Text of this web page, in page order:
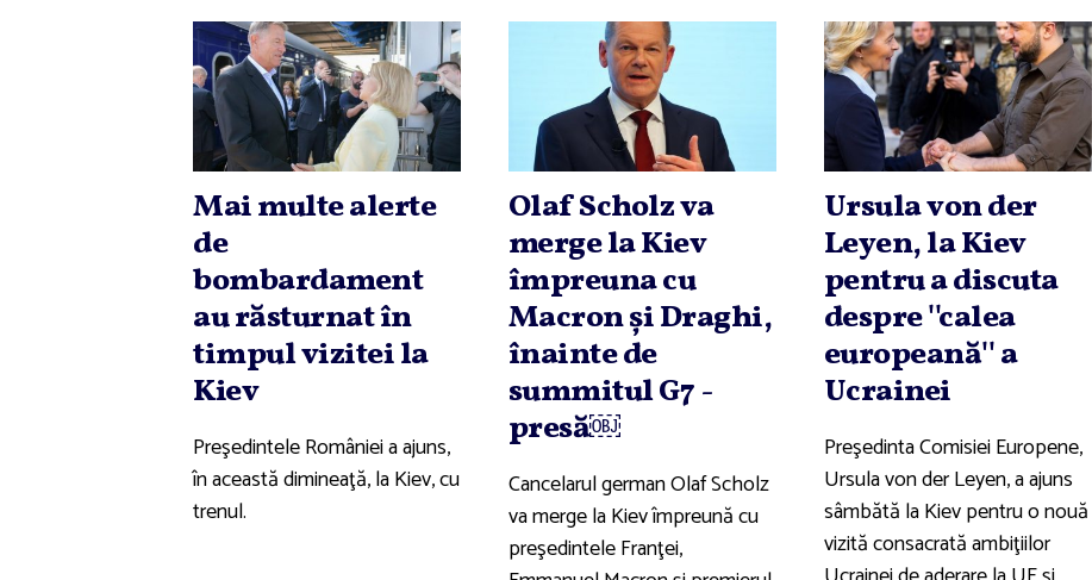
Mai multe alerte
de
bombardament
au răsturnat în
timpul vizitei la
Kiev
Preşedintele României a ajuns,
în această dimineaţă, la Kiev, cu
trenul.
Olaf Scholz va
merge la Kiev
împreuna cu
Macron şi Draghi,
înainte de
summitul G7 -
presă￼
Cancelarul german Olaf Scholz
va merge la Kiev împreună cu
preşedintele Franţei,
Ursula von der
Leyen, la Kiev
pentru a discuta
despre ''calea
europeană'' a
Ucrainei
Preşedinta Comisiei Europene,
Ursula von der Leyen, a ajuns
sâmbătă la Kiev pentru o nouă
vizită consacrată ambiţiilor